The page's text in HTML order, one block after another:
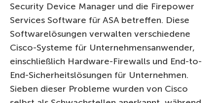
Security Device Manager und die Firepower
Services Software für ASA betreffen. Diese
Softwarelösungen verwalten verschiedene
Cisco-Systeme für Unternehmensanwender,
einschließlich Hardware-Firewalls und End-to-
End-Sicherheitslösungen für Unternehmen.
Sieben dieser Probleme wurden von Cisco